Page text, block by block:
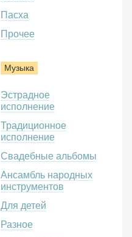
Пасха
Прочее
Музыка
Эстрадное
исполнение
Традиционное
исполнение
Свадебные альбомы
Ансамбль народных
инструментов
Для детей
Разное